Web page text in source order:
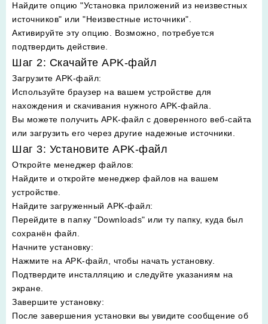
Найдите опцию "Установка приложений из неизвестных
источников" или "Неизвестные источники".
Активируйте эту опцию. Возможно, потребуется
подтвердить действие.
Шаг 2: Скачайте APK-файл
Загрузите APK-файл:
Используйте браузер на вашем устройстве для
нахождения и скачивания нужного APK-файла.
Вы можете получить APK-файл с доверенного веб-сайта
или загрузить его через другие надежные источники.
Шаг 3: Установите APK-файл
Откройте менеджер файлов:
Найдите и откройте менеджер файлов на вашем
устройстве.
Найдите загруженный APK-файл:
Перейдите в папку "Downloads" или ту папку, куда был
сохранён файл.
Начните установку:
Нажмите на APK-файл, чтобы начать установку.
Подтвердите инсталляцию и следуйте указаниям на
экране.
Завершите установку:
После завершения установки вы увидите сообщение об